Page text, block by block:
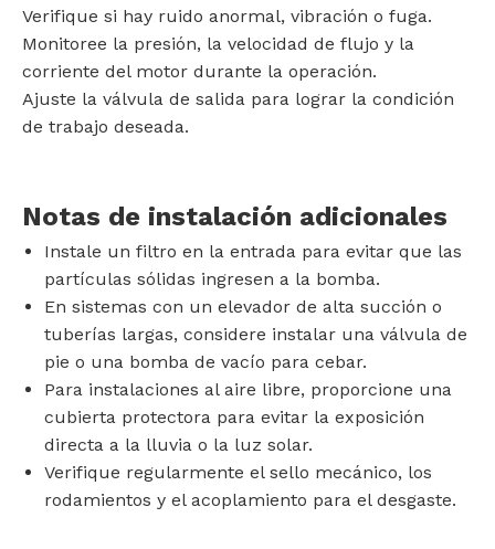
Verifique si hay ruido anormal, vibración o fuga.
Monitoree la presión, la velocidad de flujo y la
corriente del motor durante la operación.
Ajuste la válvula de salida para lograr la condición
de trabajo deseada.
Notas de instalación adicionales
Instale un filtro en la entrada para evitar que las
partículas sólidas ingresen a la bomba.
En sistemas con un elevador de alta succión o
tuberías largas, considere instalar una válvula de
pie o una bomba de vacío para cebar.
Para instalaciones al aire libre, proporcione una
cubierta protectora para evitar la exposición
directa a la lluvia o la luz solar.
Verifique regularmente el sello mecánico, los
rodamientos y el acoplamiento para el desgaste.